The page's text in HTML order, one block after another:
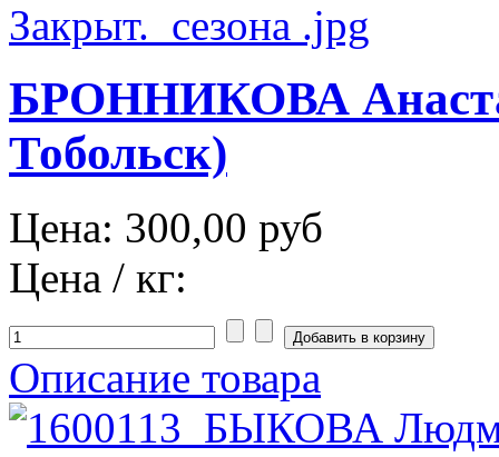
БРОННИКОВА
Тобольск)
Цена: 300,00 руб
Цена / кг:
Описание товара